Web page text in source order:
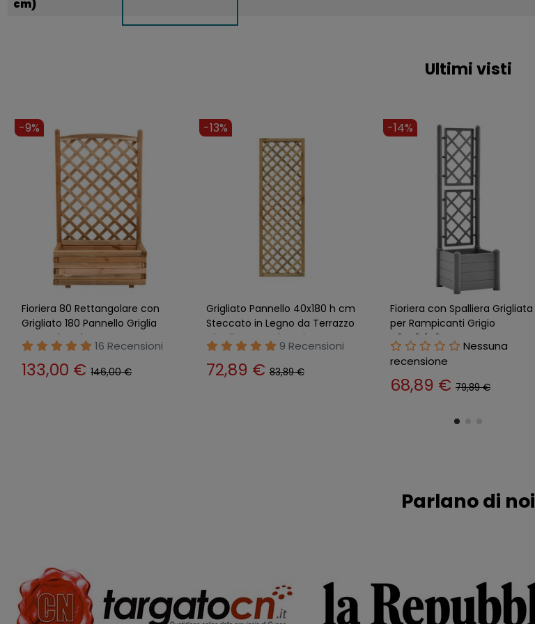
cm)
Ultimi visti
-9%
Cassettiera da Esterno Frutta
Verdura in Legno 4 Cassetti
Giardino Terrazzo Orto
32 Recensioni
169,00 €186,00 €
-40%
Set da 32 Pannelli per Fioriera Kit
Aiuola o Orto Multiforma
34 Recensioni
91,89 € 154,00 €
-14%
2 Steccato Estensibile Legno
110x120 Grigliato Pannello Griglia
Piante Terrazzo
20 Recensioni
69,89 €
Parlano di noi